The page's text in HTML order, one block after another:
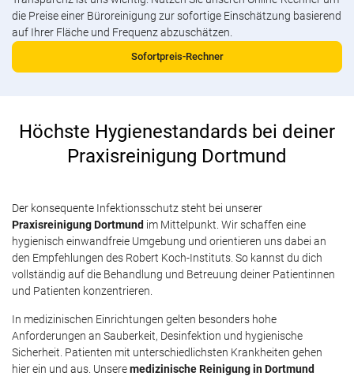
die Preise einer Büroreinigung zur sofortige Einschätzung basierend
auf Ihrer Fläche und Frequenz abzuschätzen.
Sofortpreis-Rechner
Höchste Hygienestandards bei deiner
Praxisreinigung Dortmund
Der konsequente Infektionsschutz steht bei unserer
Praxisreinigung Dortmund im Mittelpunkt. Wir schaffen eine
hygienisch einwandfreie Umgebung und orientieren uns dabei an
den Empfehlungen des Robert Koch-Instituts. So kannst du dich
vollständig auf die Behandlung und Betreuung deiner Patientinnen
und Patienten konzentrieren.
In medizinischen Einrichtungen gelten besonders hohe
Anforderungen an Sauberkeit, Desinfektion und hygienische
Sicherheit. Patienten mit unterschiedlichsten Krankheiten gehen
hier ein und aus. Unseremedizinische Reinigung in Dortmund